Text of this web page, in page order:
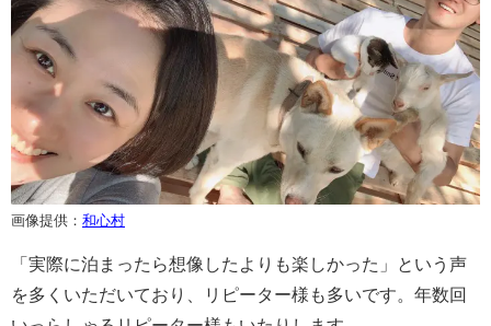
画像提供： 和心村
「実際に泊まったら想像したよりも楽しかった」という声
を多くいただいており、リピーター様も多いです。年数回